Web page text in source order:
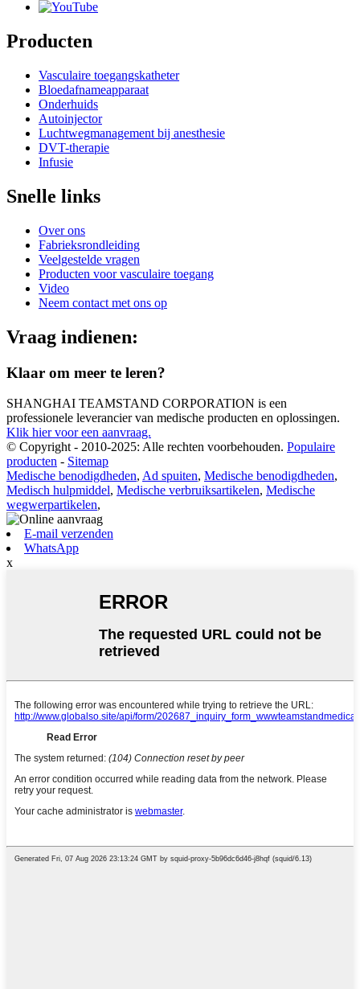
Producten
Vasculaire toegangskatheter
Bloedafnameapparaat
Onderhuids
Autoinjector
Luchtwegmanagement bij anesthesie
DVT-therapie
Infusie
Snelle links
Over ons
Fabrieksrondleiding
Veelgestelde vragen
Producten voor vasculaire toegang
Video
Neem contact met ons op
Vraag indienen:
Klaar om meer te leren?
SHANGHAI TEAMSTAND CORPORATION is een
professionele leverancier van medische producten en oplossingen.
Klik hier voor een aanvraag.
© Copyright - 2010-2025: Alle rechten voorbehouden. Populaire
producten - Sitemap
Medische benodigdheden, Ad spuiten, Medische benodigdheden,
Medisch hulpmiddel, Medische verbruiksartikelen, Medische
wegwerpartikelen,
E-mail verzenden
WhatsApp
x